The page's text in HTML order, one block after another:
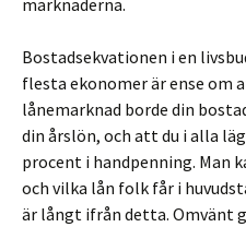
marknaderna.
Bostadsekvationen i en
flesta ekonomer är ense om
lånemarknad borde din
din årslön, och att du i alla
procent i handpenning. Man
och vilka lån folk får i
är långt ifrån detta. Omvänt